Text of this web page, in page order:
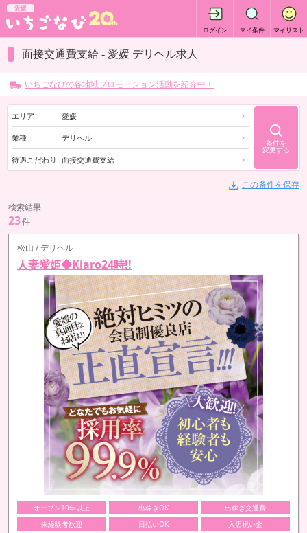
愛媛
ログイン マイ条件 マイリスト
面接交通費支給 - 愛媛 デリヘル求人
いちごなびの各地域プロモーション活動を紹介中！
エリア 愛媛 ×
業種 デリヘル ×
待遇こだわり 面接交通費支給 ×
条件を
変更する
この条件を保存
検索結果
23件
松山 / デリヘル
人妻愛姫◆Kiaro24時!!
オープン10年以上 出稼ぎOK
出稼ぎ交通費
未経験者歓迎
日払いOK 入店祝い金